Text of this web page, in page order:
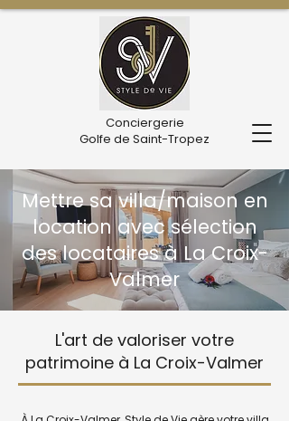
Conciergerie
Golfe de Saint-Tropez
Mettre sa villa/maison en
location avec sélection
des locataires à La Croix-
Valmer
L'art de valoriser votre
patrimoine à La Croix-Valmer